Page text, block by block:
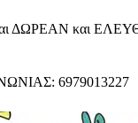
ΔΩΡΕΑΝ και
6979013227